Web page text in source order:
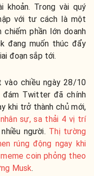
khoản. Trong vài quý
với tư cách là một
phần lớn doanh
đang muốn thúc đẩy
đoạn sắp tới.
chiều ngày 28/10
đám Twitter đã chính
khi trở thành chủ mới,
sự, sa thải 4 vị trí
người. Thị tường
rúng động ngay khi
meme coin phỏng theo
Musk.